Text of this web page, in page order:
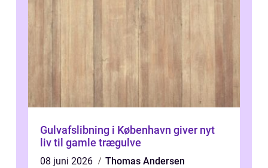
Gulvafslibning i København giver nyt
liv til gamle trægulve
08 juni 2026
Thomas Andersen